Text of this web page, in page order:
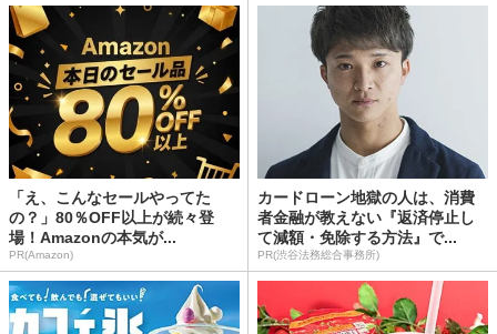
「え、こんなセールやってた
の？」80％OFF以上が続々登
場！Amazonの本気が...
PR(Amazon)
カードローン地獄の人は、消費
者金融が教えない『返済停止し
て減額・免除する方法』で...
PR(渋谷法務総合事務所)